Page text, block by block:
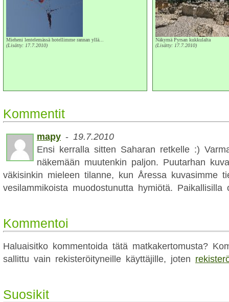
Mieheni lentelemässä hotellimme rannan yllä...
(Lisätty: 17.7.2010)
Näkymä Pyrsan kukkulalta
(Lisätty: 17.7.2010)
Kommentit
mapy - 19.7.2010
Ensi kerralla sitten Saharan retkelle :)
näkemään muutenkin paljon. Puutarhan
väkisinkin mieleen tilanne, kun Åressa kuvasimme
vesilammikoista muodostunutta hymiötä. Paikallisilla
Kommentoi
Haluaisitko kommentoida tätä matkakertomusta?
sallittu vain rekisteröityneille käyttäjille, joten
Suosikit